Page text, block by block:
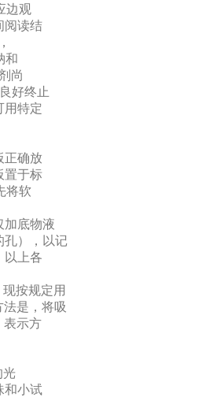
边观
阅读结
和
尚
好终止
用特定
正确放
置于标
将软
加底物液
孔），以记
以上各
按规定用
是，将吸
表示方
光
和小试